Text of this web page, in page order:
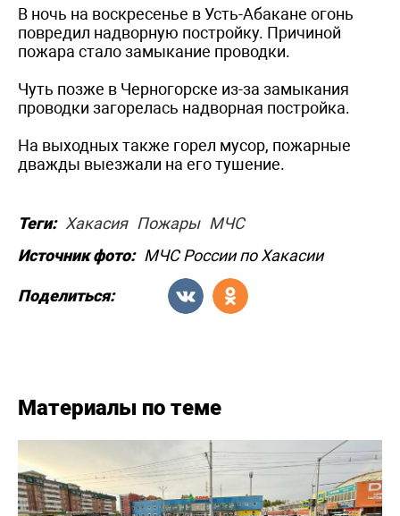
В ночь на воскресенье в Усть-Абакане огонь
повредил надворную постройку. Причиной
пожара стало замыкание проводки.
Чуть позже в Черногорске из-за замыкания
проводки загорелась надворная постройка.
На выходных также горел мусор, пожарные
дважды выезжали на его тушение.
Теги: Хакасия Пожары МЧС
Источник фото: МЧС России по Хакасии
Поделиться:
Материалы по теме